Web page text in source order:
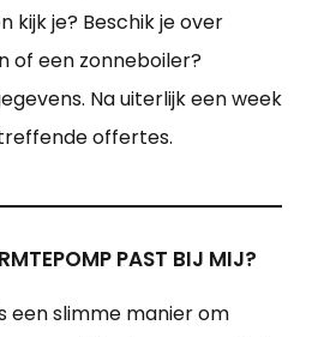
kijk je? Beschik je over
of een zonneboiler?
Na uiterlijk een week
offertes.
PAST BIJ MIJ?
een slimme manier om